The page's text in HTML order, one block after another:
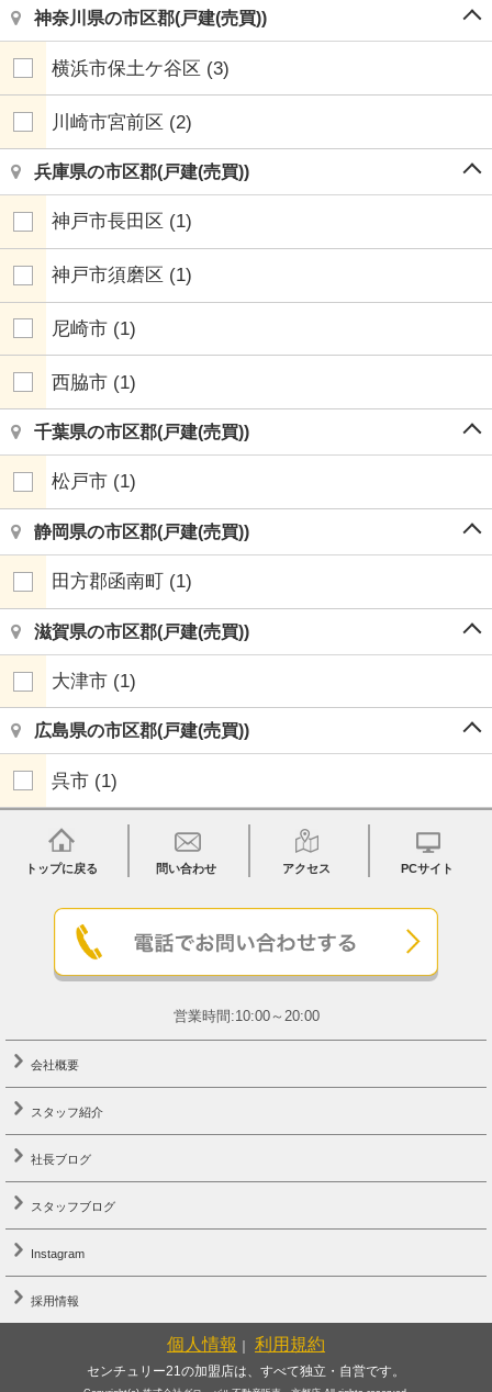
神奈川県の市区郡(戸建(売買))
横浜市保土ケ谷区 (3)
川崎市宮前区 (2)
兵庫県の市区郡(戸建(売買))
神戸市長田区 (1)
神戸市須磨区 (1)
尼崎市 (1)
西脇市 (1)
千葉県の市区郡(戸建(売買))
松戸市 (1)
静岡県の市区郡(戸建(売買))
田方郡函南町 (1)
滋賀県の市区郡(戸建(売買))
大津市 (1)
広島県の市区郡(戸建(売買))
呉市 (1)
トップに戻る 問い合わせ アクセス PCサイト
営業時間:10:00～20:00
会社概要
スタッフ紹介
社長ブログ
スタッフブログ
Instagram
採用情報
個人情報 ｜ 利用規約
センチュリー21の加盟店は、すべて独立・自営です。